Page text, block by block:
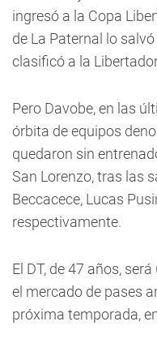
ingresó a la Copa
de La Paternal lo
clasificó a la
Pero Davobe, en las
órbita de equipos
quedaron sin
San Lorenzo, tras las
Beccacece, Lucas
respectivamente.
El DT, de 47 años,
el mercado de pases
próxima temporada,